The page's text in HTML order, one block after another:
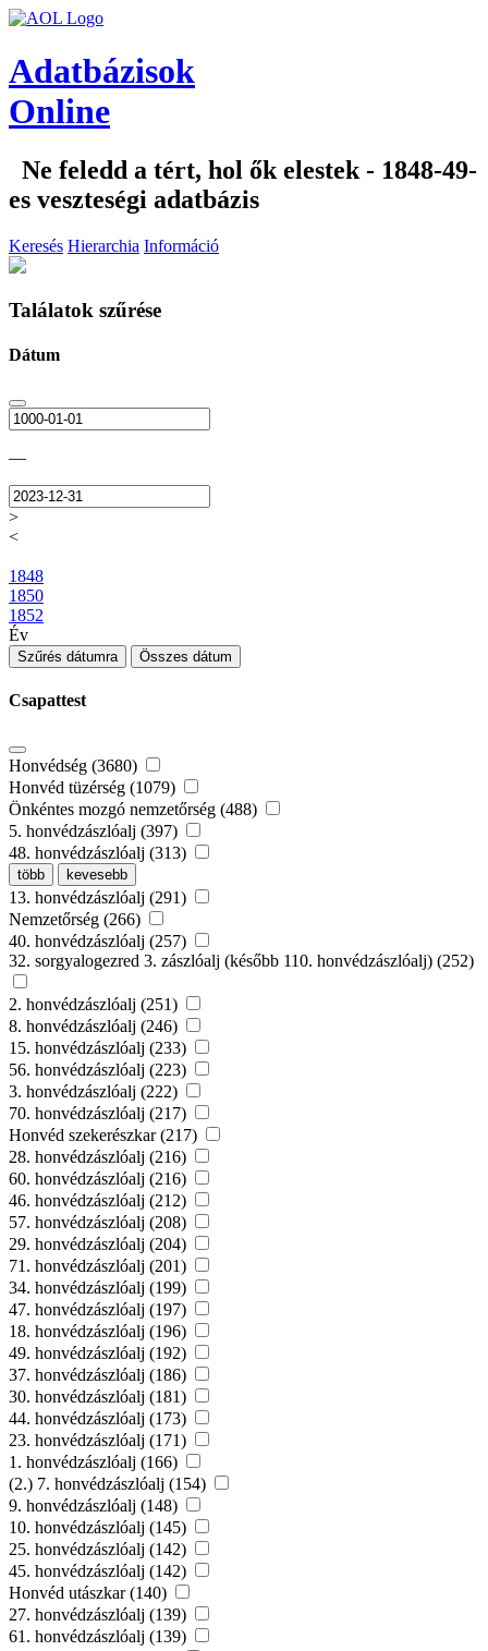
Adatbázisok
Online
Ne feledd a tért, hol ők elestek - 1848-49-
es veszteségi adatbázis
Keresés Hierarchia Információ
Találatok szűrése
Dátum
—
>
<
1848
1850
1852
Év
Szűrés dátumra Összes dátum
Csapattest
Honvédség (3680)
Honvéd tüzérség (1079)
Önkéntes mozgó nemzetőrség (488)
5. honvédzászlóalj (397)
48. honvédzászlóalj (313)
több kevesebb
13. honvédzászlóalj (291)
Nemzetőrség (266)
40. honvédzászlóalj (257)
32. sorgyalogezred 3. zászlóalj (később 110. honvédzászlóalj) (252)
2. honvédzászlóalj (251)
8. honvédzászlóalj (246)
15. honvédzászlóalj (233)
56. honvédzászlóalj (223)
3. honvédzászlóalj (222)
70. honvédzászlóalj (217)
Honvéd szekerészkar (217)
28. honvédzászlóalj (216)
60. honvédzászlóalj (216)
46. honvédzászlóalj (212)
57. honvédzászlóalj (208)
29. honvédzászlóalj (204)
71. honvédzászlóalj (201)
34. honvédzászlóalj (199)
47. honvédzászlóalj (197)
18. honvédzászlóalj (196)
49. honvédzászlóalj (192)
37. honvédzászlóalj (186)
30. honvédzászlóalj (181)
44. honvédzászlóalj (173)
23. honvédzászlóalj (171)
1. honvédzászlóalj (166)
(2.) 7. honvédzászlóalj (154)
9. honvédzászlóalj (148)
10. honvédzászlóalj (145)
25. honvédzászlóalj (142)
45. honvédzászlóalj (142)
Honvéd utászkar (140)
27. honvédzászlóalj (139)
61. honvédzászlóalj (139)